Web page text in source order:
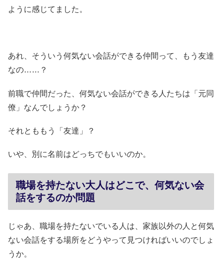
ように感じてました。
あれ、そういう何気ない会話ができる仲間って、もう友達
なの……？
前職で仲間だった、何気ない会話ができる人たちは「元同
僚」なんでしょうか？
それとももう「友達」？
いや、別に名前はどっちでもいいのか。
職場を持たない大人はどこで、何気ない会
話をするのか問題
じゃあ、職場を持たないでいる人は、家族以外の人と何気
ない会話をする場所をどうやって見つければいいのでしょ
うか。